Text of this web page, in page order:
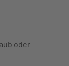
oder